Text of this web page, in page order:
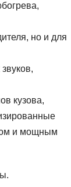
но и для
кузова,
и мощным